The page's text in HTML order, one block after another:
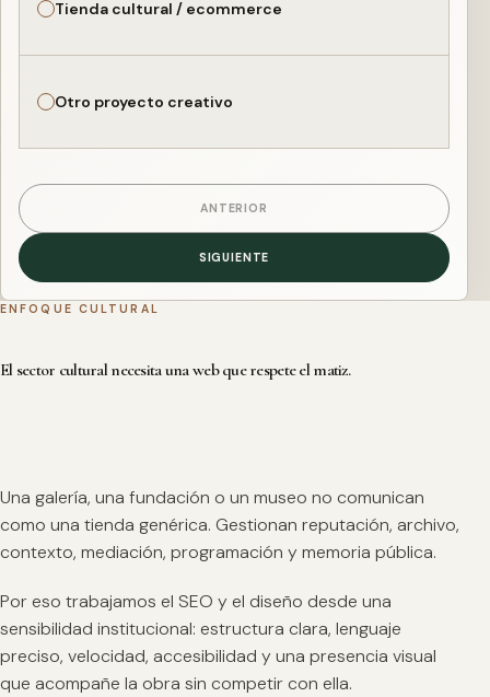
Tienda cultural / ecommerce
Otro proyecto creativo
ANTERIOR
SIGUIENTE
ENFOQUE CULTURAL
El sector cultural necesita una web que respete el matiz.
Una galería, una fundación o un museo no comunican
como una tienda genérica. Gestionan reputación, archivo,
contexto, mediación, programación y memoria pública.
Por eso trabajamos el SEO y el diseño desde una
sensibilidad institucional: estructura clara, lenguaje
preciso, velocidad, accesibilidad y una presencia visual
que acompañe la obra sin competir con ella.